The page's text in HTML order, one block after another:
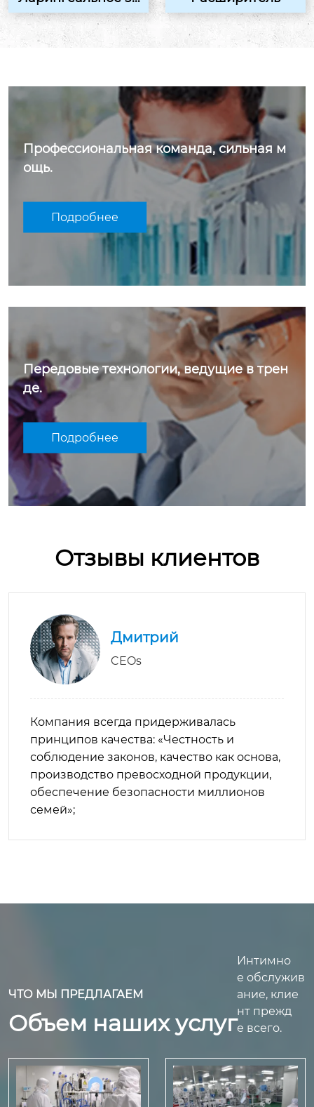
ркало
Профессиональная команда, сильная м
ощь.
Подробнее
Передовые технологии, ведущие в трен
де.
Подробнее
Отзывы клиентов
Дмитрий
CEOs
Компания всегда придерживалась
принципов качества: «Честность и
соблюдение законов, качество как основа,
производство превосходной продукции,
обеспечение безопасности миллионов
семей»;
ЧТО МЫ ПРЕДЛАГАЕМ
Объем наших услуг
Интимно
е обслужив
ание, клие
нт прежд
е всего.